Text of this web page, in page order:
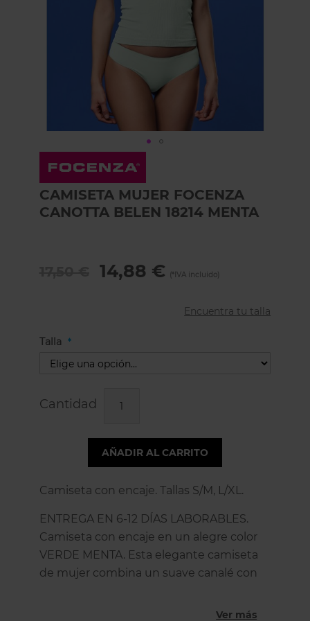
CAMISETA MUJER FOCENZA
CANOTTA BELEN 18214 MENTA
14,88 €
Encuentra tu talla
Talla
Cantidad
AÑADIR AL CARRITO
Camiseta con encaje. Tallas S/M, L/XL.
ENTREGA EN 6-12 DÍAS LABORABLES.
Camiseta con encaje en un alegre color
VERDE MENTA. Esta elegante camiseta
de mujer combina un suave canalé con
tirantes son anchos y el escote tiene un
Ver más
beginning